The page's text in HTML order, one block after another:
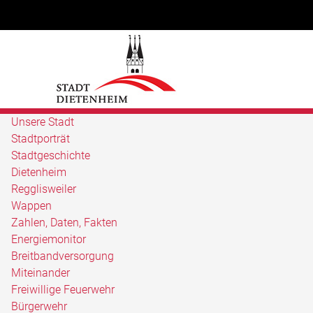
Unsere Stadt
Stadtporträt
Stadtgeschichte
Dietenheim
Regglisweiler
Wappen
Zahlen, Daten, Fakten
Energiemonitor
Breitbandversorgung
Miteinander
Freiwillige Feuerwehr
Bürgerwehr